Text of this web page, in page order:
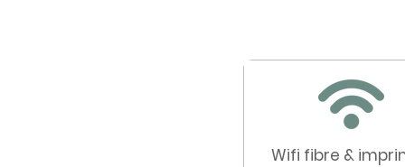
Wifi fibre &